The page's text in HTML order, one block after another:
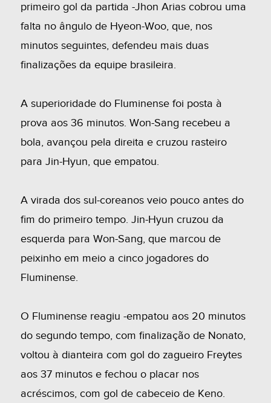
primeiro gol da partida -Jhon Arias cobrou uma
falta no ângulo de Hyeon-Woo, que, nos
minutos seguintes, defendeu mais duas
finalizações da equipe brasileira.
A superioridade do Fluminense foi posta à
prova aos 36 minutos. Won-Sang recebeu a
bola, avançou pela direita e cruzou rasteiro
para Jin-Hyun, que empatou.
A virada dos sul-coreanos veio pouco antes do
fim do primeiro tempo. Jin-Hyun cruzou da
esquerda para Won-Sang, que marcou de
peixinho em meio a cinco jogadores do
Fluminense.
O Fluminense reagiu -empatou aos 20 minutos
do segundo tempo, com finalização de Nonato,
voltou à dianteira com gol do zagueiro Freytes
aos 37 minutos e fechou o placar nos
acréscimos, com gol de cabeceio de Keno.